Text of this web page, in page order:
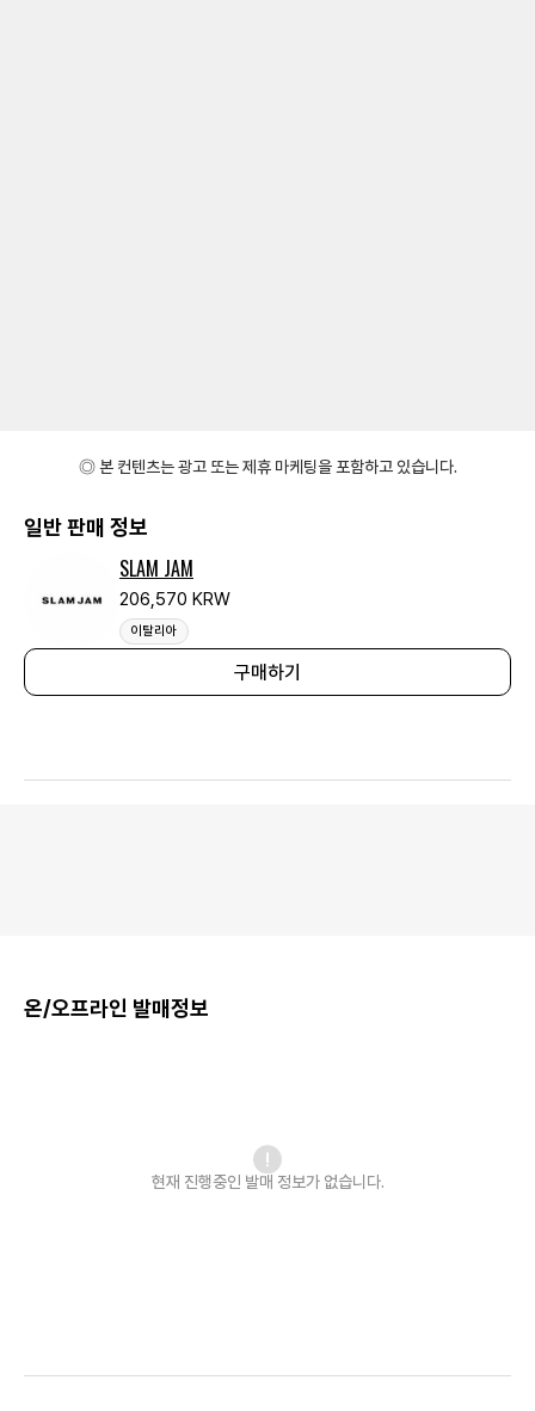
◎ 본 컨텐츠는 광고 또는 제휴 마케팅을 포함하고 있습니다.
일반 판매 정보
SLAM JAM
206,570 KRW
이탈리아
구매하기
온/오프라인 발매정보
현재 진행중인 발매 정보가 없습니다.